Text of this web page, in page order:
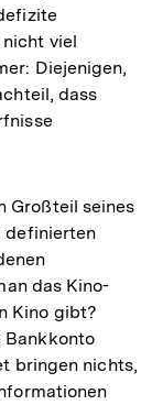
viel
Diejenigen,
dass
Großteil seines
definierten
das Kino-
Kino gibt?
Bankkonto
bringen nichts,